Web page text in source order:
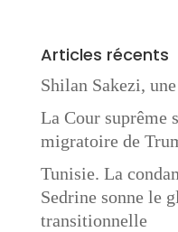
Articles récents
Shilan Sakezi,
La Cour suprême
migratoire de
Tunisie. La
Sedrine sonne le
transitionnelle